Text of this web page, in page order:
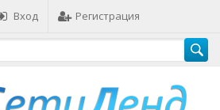
Вход Регистрация